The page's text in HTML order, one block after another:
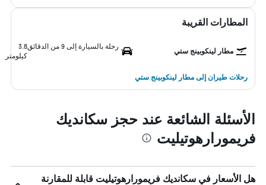
المطارات القريبة
مطار لينكوبينج ستي
رحلة بالسيارة إلى 9 من الدقائق
3.8
كيلومتر
رحلات طيران إلى مطار لينكوبينج ستي
الأسئلة الشائعة عند حجز سكانديك
فريمورارهوتيليت
هل الأسعار في سكانديك فريمورارهوتيليت قابلة للمقارنة